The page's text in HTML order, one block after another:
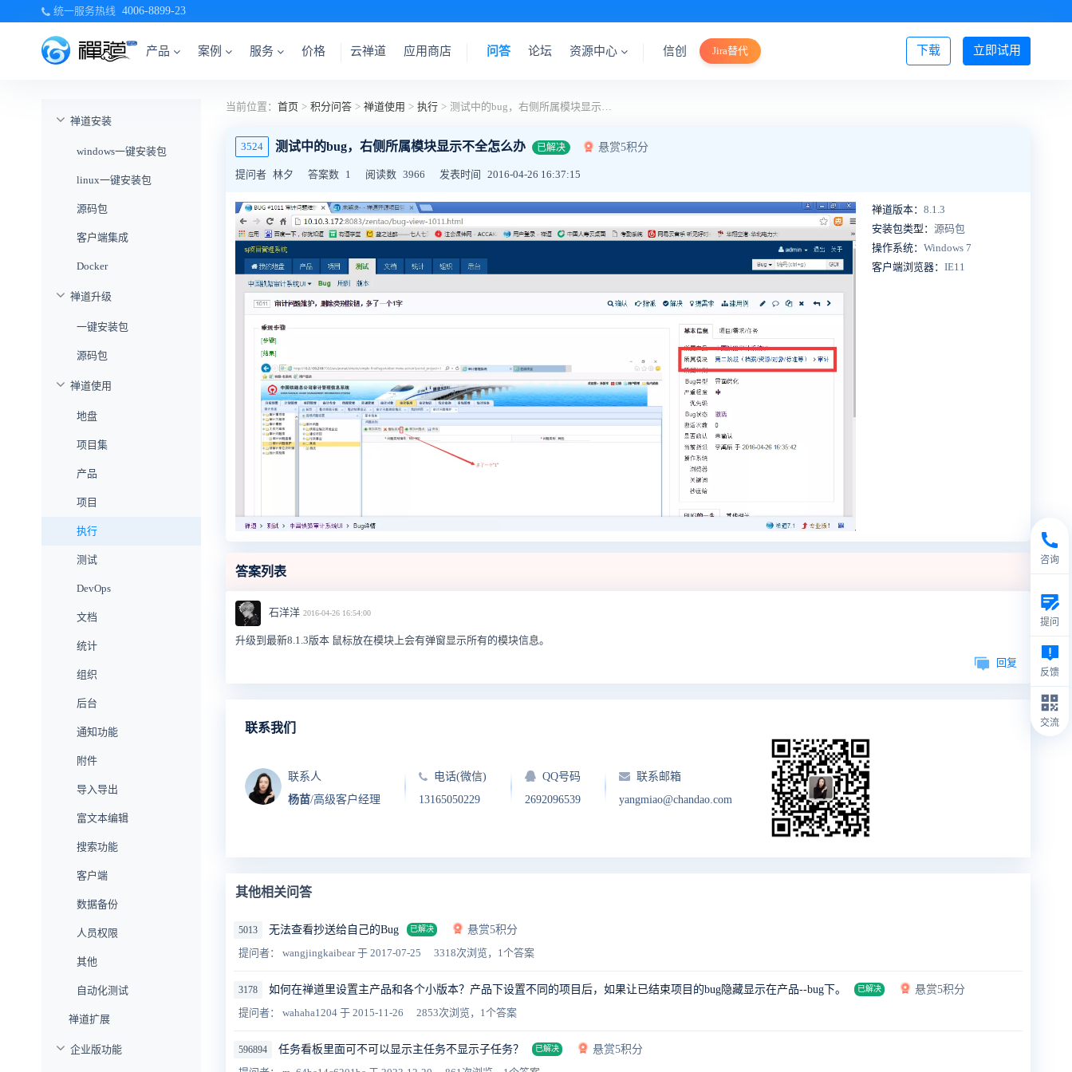
统一服务热线 4006-8899-23
产品 案例 服务 价格 立即试用
下载
云禅道 应用商店 问答 论坛 资源中心 信创 Jira替代 登录/注册
禅道安装
windows一键安装包
linux一键安装包
源码包
客户端集成
Docker
禅道升级
一键安装包
源码包
禅道使用
地盘
项目集
产品
项目
执行
测试
DevOps
文档
统计
组织
后台
通知功能
附件
导入导出
富文本编辑
搜索功能
客户端
数据备份
人员权限
其他
自动化测试
禅道扩展
企业版功能
当前位置： 首页 > 积分问答 > 禅道使用 > 执行 > 测试中的bug，右侧所属模块显示不全怎么办
3524 测试中的bug，右侧所属模块显示不全怎么办 已解决 悬赏5积分
提问者 林夕 答案数 1 阅读数 3966 发表时间 2016-04-26 16:37:15
禅道版本： 8.1.3
安装包类型： 源码包
操作系统： Windows 7
客户端浏览器： IE11
答案列表
石洋洋 2016-04-26 16:54:00
升级到最新8.1.3版本 鼠标放在模块上会有弹窗显示所有的模块信息。
回复
联系我们
联系人
杨苗/高级客户经理
电话(微信)
13165050229
QQ号码
2692096539
联系邮箱
yangmiao@chandao.com
其他相关问答
5013 无法查看抄送给自己的Bug 已解决
悬赏5积分
提问者： wangjingkaibear于 2017-07-25 3318次浏览，1个答案
3178 如何在禅道里设置主产品和各个小版本？产品下设置不同的项目后，如果让已结束项目的bug隐藏显示在产品--bug下。 已解决
悬赏5积分
提问者： wahaha1204 于 2015-11-26 2853次浏览，1个答案
596894 任务看板里面可不可以显示主任务不显示子任务？ 已解决
悬赏5积分
咨询
提问
反馈
交流